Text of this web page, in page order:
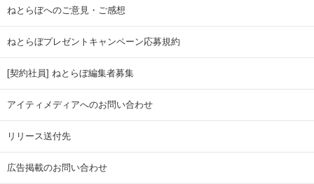
ねとらぼへのご意見・ご感想
ねとらぼプレゼントキャンペーン応募規約
[契約社員] ねとらぼ編集者募集
アイティメディアへのお問い合わせ
リリース送付先
広告掲載のお問い合わせ